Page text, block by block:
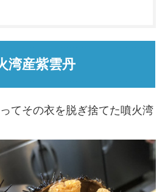
湾産紫雲丹
てその衣を脱ぎ捨てた噴火湾